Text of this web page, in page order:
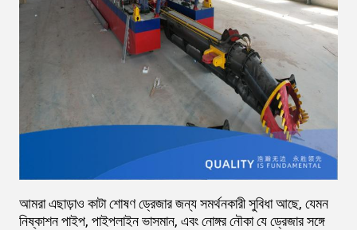
আমরা এছাড়াও কাটা শোষণ ড্রেজার জন্য সমর্থনকারী সুবিধা আছে, যেমন
নিষ্কাশন পাইপ, পাইপলাইন ভাসমান, এবং নোঙ্গর নৌকা যে ড্রেজার সঙ্গে